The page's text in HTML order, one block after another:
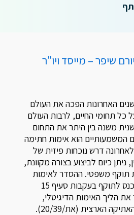
שיפר – מייסד ויו"ר
האחרונות הפכה את העולם
כל תחומי החיים, לרבות העולם
משנה בין היתר את התחום
המשמעותיים הוא אימות חתימה
דרש נוכחות פיזית של
כיום לביצוע בצורה מקוונת,
תוקף משפטי. ההסדר לאימות
חתימה מרחוק בישראל נכנס לתוקף בעקבות סעיף 15
הליך האימות הדיגיטלי,
הארצית (את/20/39).